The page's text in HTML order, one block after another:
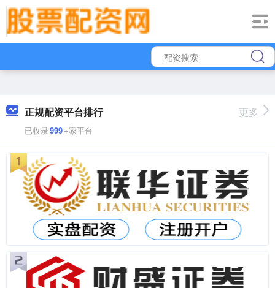
正规配资平台排行
已收录999+家平台
更多